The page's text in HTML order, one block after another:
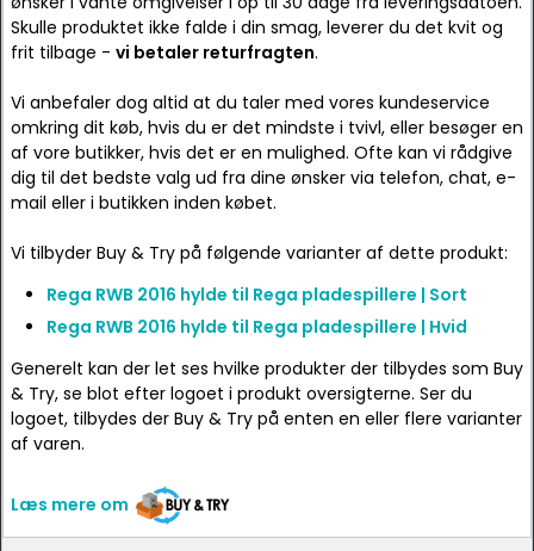
Skulle produktet ikke falde i din smag, leverer du det kvit og
frit tilbage - vi betaler returfragten.
Vi anbefaler dog altid at du taler med vores kundeservice
omkring dit køb, hvis du er det mindste i tvivl, eller besøger en
af vore butikker, hvis det er en mulighed. Ofte kan vi rådgive
dig til det bedste valg ud fra dine ønsker via telefon, chat, e-
mail eller i butikken inden købet.
Vi tilbyder Buy & Try på følgende varianter af dette produkt:
Rega RWB 2016 hylde til Rega pladespillere | Sort
Rega RWB 2016 hylde til Rega pladespillere | Hvid
Generelt kan der let ses hvilke produkter der tilbydes som Buy
& Try, se blot efter logoet i produkt oversigterne. Ser du
logoet, tilbydes der Buy & Try på enten en eller flere varianter
af varen.
Læs mere om